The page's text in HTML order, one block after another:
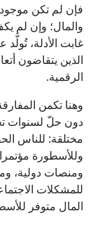
فإن لم تكن
والمال؛ وإن لم
غابت الأدلة،
الذين يتقاضون
الرقمية.
وهنا تكمن
دون حلّ لسنوات
مختلقة: للناس
وللأسطورة
ومنصات دولية،
للمشكلات
المال متوفر